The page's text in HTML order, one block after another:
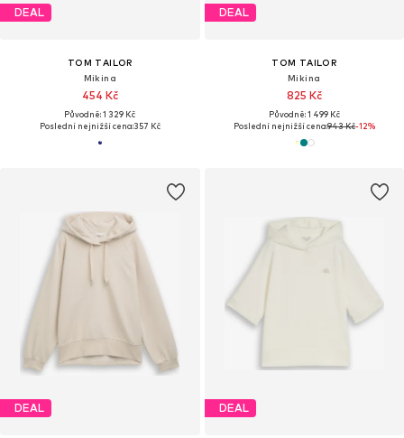
DEAL
TOM TAILOR
Mikina
454 Kč
Původně: 1 329 Kč
Poslední nejnižší cena:357 Kč
DEAL
TOM TAILOR
Mikina
825 Kč
Původně: 1 499 Kč
Poslední nejnižší cena:943 Kč-12%
DEAL DEAL